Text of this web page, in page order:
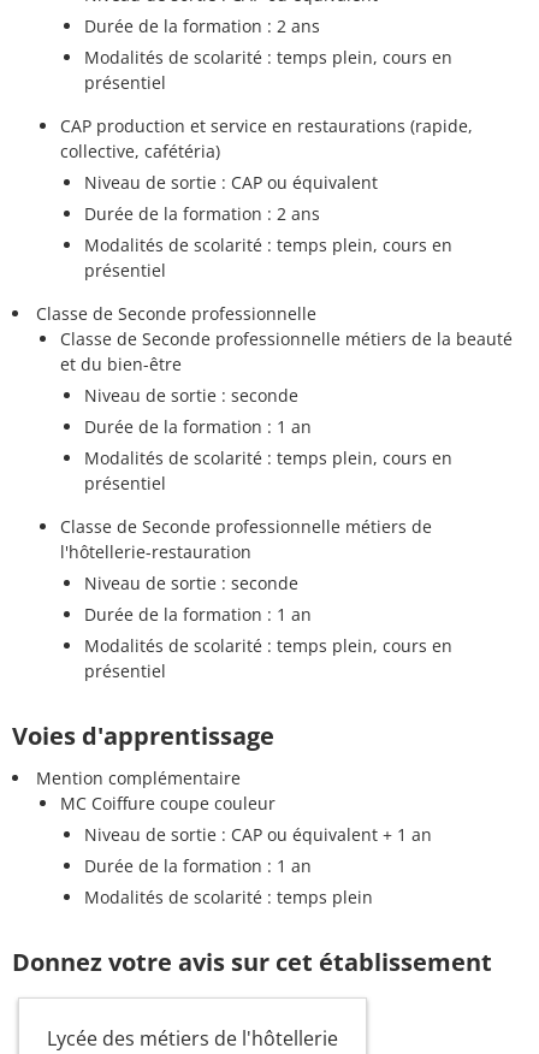
Durée de la formation : 2 ans
Modalités de scolarité : temps plein, cours en
présentiel
CAP production et service en restaurations (rapide,
collective, cafétéria)
Niveau de sortie : CAP ou équivalent
Durée de la formation : 2 ans
Modalités de scolarité : temps plein, cours en
présentiel
Classe de Seconde professionnelle
Classe de Seconde professionnelle métiers de la beauté
et du bien-être
Niveau de sortie : seconde
Durée de la formation : 1 an
Modalités de scolarité : temps plein, cours en
présentiel
Classe de Seconde professionnelle métiers de
l'hôtellerie-restauration
Niveau de sortie : seconde
Durée de la formation : 1 an
Modalités de scolarité : temps plein, cours en
présentiel
Voies d'apprentissage
Mention complémentaire
MC Coiffure coupe couleur
Niveau de sortie : CAP ou équivalent + 1 an
Durée de la formation : 1 an
Modalités de scolarité : temps plein
Donnez votre avis sur cet établissement
Lycée des métiers de l'hôtellerie